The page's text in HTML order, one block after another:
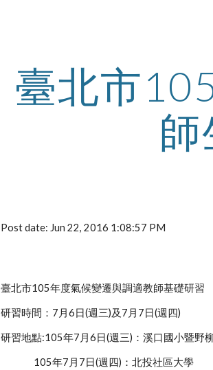
臺北市
Post date: Jun 22, 2016 1:08:57 PM
臺北市105年度氣候變遷與調適教師基礎研習
研習時間：7月6日(週三)及7月7日(週四)
研習地點:105年7月6日(週三)：溪口國小暨野
                105年7月7日(週四)：北投社區大學